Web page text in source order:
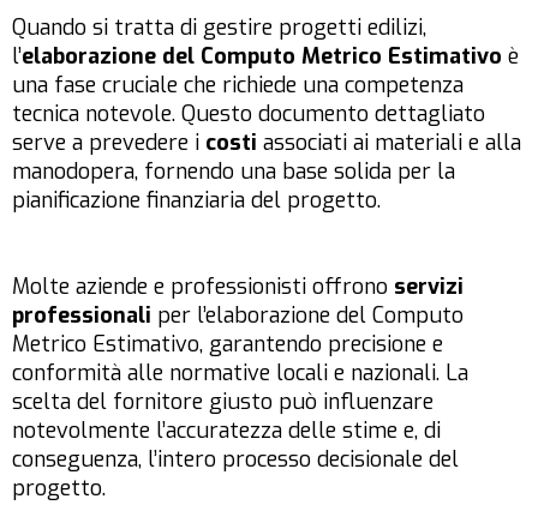
Quando si tratta di gestire progetti edilizi,
l’elaborazione del Computo Metrico Estimativo è
una fase cruciale che richiede una competenza
tecnica notevole. Questo documento dettagliato
serve a prevedere i costi associati ai materiali e alla
manodopera, fornendo una base solida per la
pianificazione finanziaria del progetto.
Molte aziende e professionisti offrono servizi
professionali per l’elaborazione del Computo
Metrico Estimativo, garantendo precisione e
conformità alle normative locali e nazionali. La
scelta del fornitore giusto può influenzare
notevolmente l’accuratezza delle stime e, di
conseguenza, l’intero processo decisionale del
progetto.